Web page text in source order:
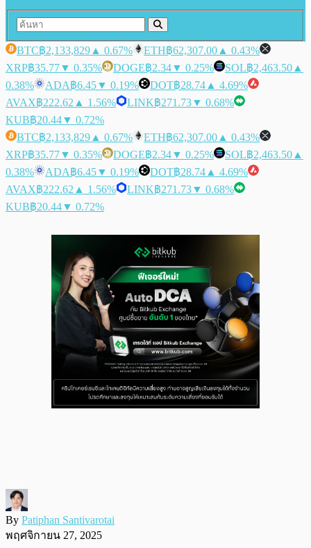
BTC฿2,133,829 ▲ 0.67% ETH฿62,307.00 ▲ 0.43%
XRP฿35.77▼ 0.35% DOGE฿2.34▼ 0.25% SOL฿2,463.50 ▲
0.38%
ADA฿6.45▼ 0.19% DOT฿28.74 ▲ 4.69%
AVAX฿222.62 ▲ 1.56% LINK฿271.73▼ 0.68%
KUB฿20.44▼ 0.72%
BTC฿2,133,829 ▲ 0.67% ETH฿62,307.00 ▲ 0.43%
XRP฿35.77▼ 0.35% DOGE฿2.34▼ 0.25% SOL฿2,463.50 ▲
0.38%
ADA฿6.45▼ 0.19% DOT฿28.74 ▲ 4.69%
AVAX฿222.62 ▲ 1.56% LINK฿271.73▼ 0.68%
KUB฿20.44▼ 0.72%
By Patiphan Santivarotai
พฤศจิกายน 27, 2025